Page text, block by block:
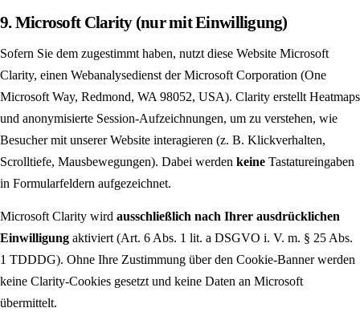
9. Microsoft Clarity (nur mit Einwilligung)
Sofern Sie dem zugestimmt haben, nutzt diese Website Microsoft
Clarity, einen Webanalysedienst der Microsoft Corporation (One
Microsoft Way, Redmond, WA 98052, USA). Clarity erstellt Heatmaps
und anonymisierte Session-Aufzeichnungen, um zu verstehen, wie
Besucher mit unserer Website interagieren (z. B. Klickverhalten,
Scrolltiefe, Mausbewegungen). Dabei werden keine Tastatureingaben
in Formularfeldern aufgezeichnet.
Microsoft Clarity wird ausschließlich nach Ihrer ausdrücklichen
Einwilligung aktiviert (Art. 6 Abs. 1 lit. a DSGVO i. V. m. § 25 Abs.
1 TDDDG). Ohne Ihre Zustimmung über den Cookie-Banner werden
keine Clarity-Cookies gesetzt und keine Daten an Microsoft
übermittelt.